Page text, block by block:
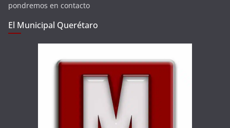
pondremos en contacto
El Municipal Querétaro